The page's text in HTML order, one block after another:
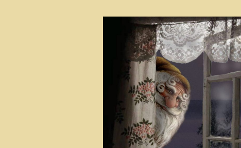
Александр Шпренгер
Андрей Плетенчук
Валерий Гусаров
Валентина Мельникова
Валентина Мешкова